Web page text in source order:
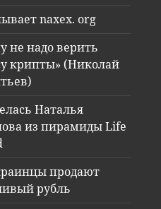
naxex. org
не надо верить
крипты» (Николай
Наталья
из пирамиды Life
продают
рубль